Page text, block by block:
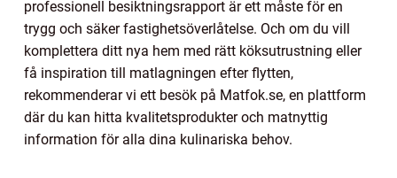
professionell besiktningsrapport är ett måste för en
trygg och säker fastighetsöverlåtelse. Och om du vill
komplettera ditt nya hem med rätt köksutrustning eller
få inspiration till matlagningen efter flytten,
rekommenderar vi ett besök på Matfok.se, en plattform
där du kan hitta kvalitetsprodukter och matnyttig
information för alla dina kulinariska behov.